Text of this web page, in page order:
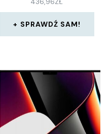
SPRAWDŹ SAM!